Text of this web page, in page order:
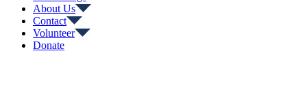
About Us
Contact
Volunteer
Donate